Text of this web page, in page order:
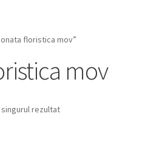
floristica mov”
mov
rezultat